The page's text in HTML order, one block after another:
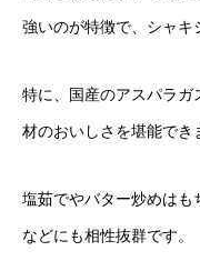
強いのが特徴で、シャキ
特に、国産のアスパラ
材のおいしさを堪能でき
塩茹でやバター炒めは
などにも相性抜群です。